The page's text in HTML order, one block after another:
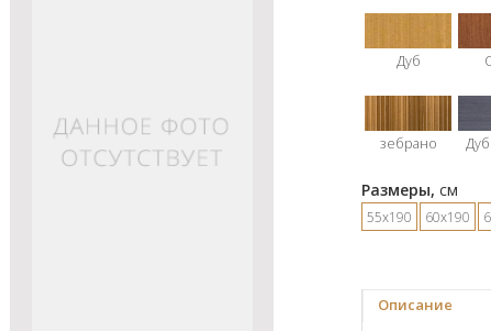
Дуб
зебрано
Размеры, см
55х190 60х190
Описание